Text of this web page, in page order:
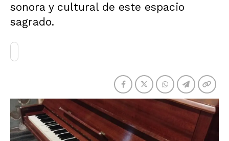
sonora y cultural de este espacio
sagrado.